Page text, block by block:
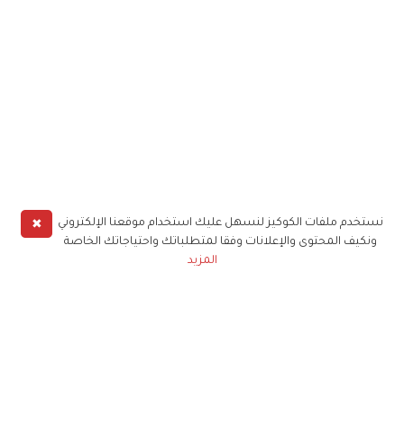
✖
نستخدم ملفات الكوكيز لنسهل عليك استخدام موقعنا الإلكتروني
ونكيف المحتوى والإعلانات وفقا لمتطلباتك واحتياجاتك الخاصة
المزيد